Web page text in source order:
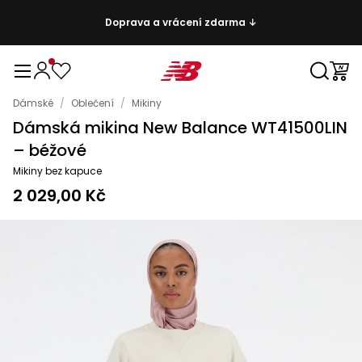
Doprava a vrácení zdarma ↓
Dámské / Oblečení / Mikiny
Dámská mikina New Balance WT41500LIN
– béžové
Mikiny bez kapuce
2 029,00 Kč